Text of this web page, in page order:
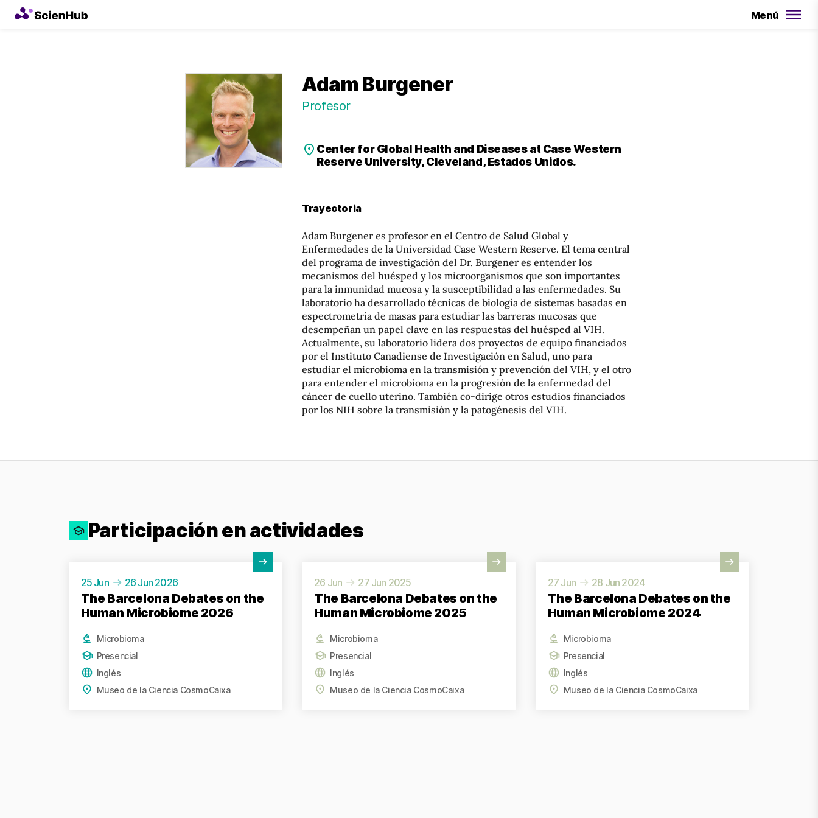
Menú
Adam Burgener
Profesor
Center for Global Health and Diseases at Case Western
Reserve University, Cleveland, Estados Unidos.
Trayectoria
Adam Burgener es profesor en el Centro de Salud Global y
Enfermedades de la Universidad Case Western Reserve. El tema central
del programa de investigación del Dr. Burgener es entender los
mecanismos del huésped y los microorganismos que son importantes
para la inmunidad mucosa y la susceptibilidad a las enfermedades. Su
laboratorio ha desarrollado técnicas de biología de sistemas basadas en
espectrometría de masas para estudiar las barreras mucosas que
desempeñan un papel clave en las respuestas del huésped al VIH.
Actualmente, su laboratorio lidera dos proyectos de equipo financiados
por el Instituto Canadiense de Investigación en Salud, uno para
estudiar el microbioma en la transmisión y prevención del VIH, y el otro
para entender el microbioma en la progresión de la enfermedad del
cáncer de cuello uterino. También co-dirige otros estudios financiados
por los NIH sobre la transmisión y la patogénesis del VIH.
Participación en actividades
25 Jun 26 Jun 2026
The Barcelona Debates on the
Human Microbiome 2026
Microbioma
Presencial
Inglés
Museo de la Ciencia CosmoCaixa
26 Jun
27 Jun 2025
The Barcelona Debates on the
Human Microbiome 2025
Microbioma
Presencial
Inglés
Museo de la Ciencia CosmoCaixa
27 Jun
28 Jun 2024
The Barcelona Debates on the
Human Microbiome 2024
Microbioma
Presencial
Inglés
Museo de la Ciencia CosmoCaixa